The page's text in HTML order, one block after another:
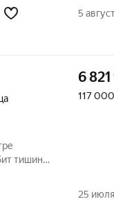
на
5
тишину
6
117
25